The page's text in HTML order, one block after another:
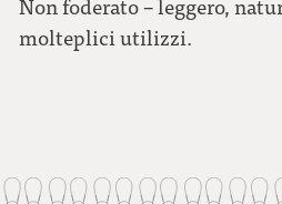
Non foderato – leggero,
molteplici utilizzi.